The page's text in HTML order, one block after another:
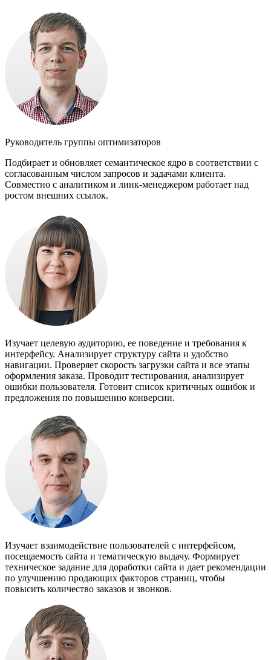
Руководитель группы оптимизаторов
Подбирает и обновляет семантическое ядро в соответствии с
согласованным числом запросов и задачами клиента.
Совместно с аналитиком и линк-менеджером работает над
ростом внешних ссылок.
Изучает целевую аудиторию, ее поведение и требования к
интерфейсу. Анализирует структуру сайта и удобство
навигации. Проверяет скорость загрузки сайта и все этапы
оформления заказа. Проводит тестирования, анализирует
ошибки пользователя. Готовит список критичных ошибок и
предложения по повышению конверсии.
Изучает взаимодействие пользователей с интерфейсом,
посещаемость сайта и тематическую выдачу. Формирует
техническое задание для доработки сайта и дает рекомендации
по улучшению продающих факторов страниц, чтобы
повысить количество заказов и звонков.